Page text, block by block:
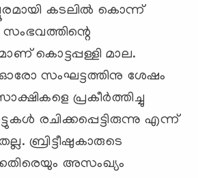
കടലില്‍ കൊന്ന്
കൊട്ടപ്പള്ളി മാല.
ഓരോ സംഘട്ടത്തിനു ശേഷം
പ്രകീര്‍ത്തിച്ചു
രചിക്കപ്പെട്ടിരുന്നു എന്ന്
ബ്രിട്ടീഷുകാരുടെ
അസംഖ്യം